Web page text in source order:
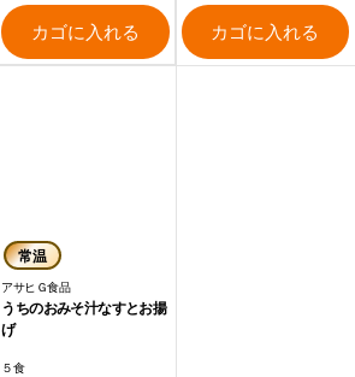
カゴに入れる カゴに入れる
常温
アサヒＧ食品
うちのおみそ汁なすとお揚
げ
５食